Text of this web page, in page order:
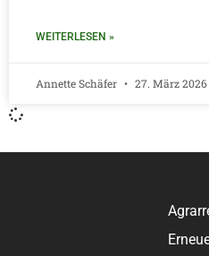
WEITERLESEN »
Annette Schäfer 27. März 2026